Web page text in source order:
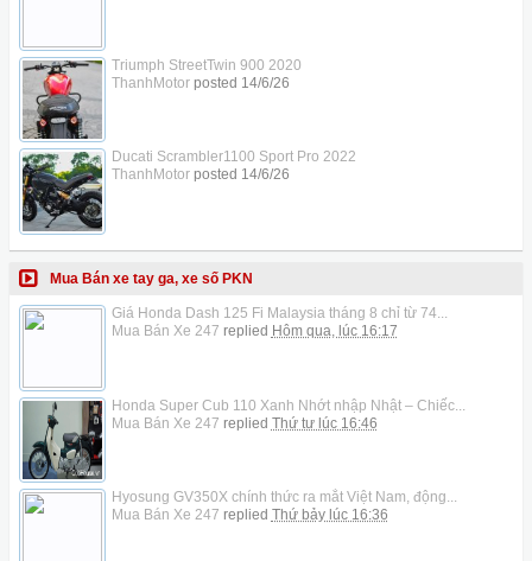
Triumph StreetTwin 900 2020
ThanhMotorposted 14/6/26
Ducati Scrambler1100 Sport Pro 2022
ThanhMotorposted 14/6/26
Mua Bán xe tay ga, xe số PKN
Giá Honda Dash 125 Fi Malaysia tháng 8 chỉ từ 74...
Mua Bán Xe 247 replied Hôm qua, lúc 16:17
Honda Super Cub 110 Xanh Nhớt nhập Nhật – Chiếc...
Mua Bán Xe 247 replied Thứ tư lúc 16:46
Hyosung GV350X chính thức ra mắt Việt Nam, động...
Mua Bán Xe 247 replied Thứ bảy lúc 16:36